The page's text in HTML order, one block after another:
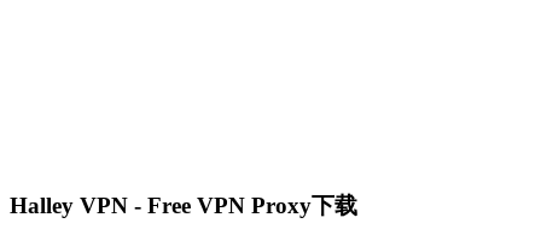
Halley VPN - Free VPN Proxy下载